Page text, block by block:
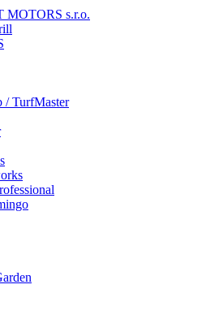
MOTORS s.r.o.
/ TurfMaster